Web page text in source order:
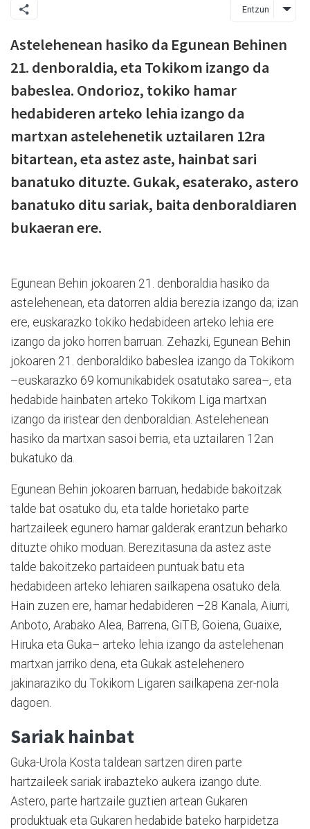
Entzun
Astelehenean hasiko da Egunean Behinen
21. denboraldia, eta Tokikom izango da
babeslea. Ondorioz, tokiko hamar
hedabideren arteko lehia izango da
martxan astelehenetik uztailaren 12ra
bitartean, eta astez aste, hainbat sari
banatuko dituzte. Gukak, esaterako, astero
banatuko ditu sariak, baita denboraldiaren
bukaeran ere.
Egunean Behin jokoaren 21. denboraldia hasiko da
astelehenean, eta datorren aldia berezia izango da; izan
ere, euskarazko tokiko hedabideen arteko lehia ere
izango da joko horren barruan. Zehazki, Egunean Behin
jokoaren 21. denboraldiko babeslea izango da Tokikom
–euskarazko 69 komunikabidek osatutako sarea–, eta
hedabide hainbaten arteko Tokikom Liga martxan
izango da iristear den denboraldian. Astelehenean
hasiko da martxan sasoi berria, eta uztailaren 12an
bukatuko da.
Egunean Behin jokoaren barruan, hedabide bakoitzak
talde bat osatuko du, eta talde horietako parte
hartzaileek egunero hamar galderak erantzun beharko
dituzte ohiko moduan. Berezitasuna da astez aste
talde bakoitzeko partaideen puntuak batu eta
hedabideen arteko lehiaren sailkapena osatuko dela.
Hain zuzen ere, hamar hedabideren –28 Kanala, Aiurri,
Anboto, Arabako Alea, Barrena, GiTB, Goiena, Guaixe,
Hiruka eta Guka– arteko lehia izango da astelehenan
martxan jarriko dena, eta Gukak astelehenero
jakinaraziko du Tokikom Ligaren sailkapena zer-nola
dagoen.
Sariak hainbat
Guka-Urola Kosta taldean sartzen diren parte
hartzaileek sariak irabazteko aukera izango dute.
Astero, parte hartzaile guztien artean Gukaren
produktuak eta Gukaren hedabide bateko harpidetza